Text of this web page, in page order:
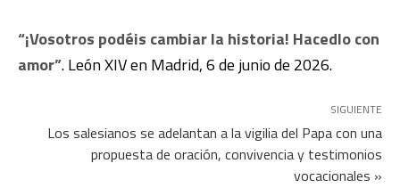
“¡Vosotros podéis cambiar la historia! Hacedlo con
amor”. León XIV en Madrid, 6 de junio de 2026.
SIGUIENTE
Los salesianos se adelantan a la vigilia del Papa con una
propuesta de oración, convivencia y testimonios
vocacionales »